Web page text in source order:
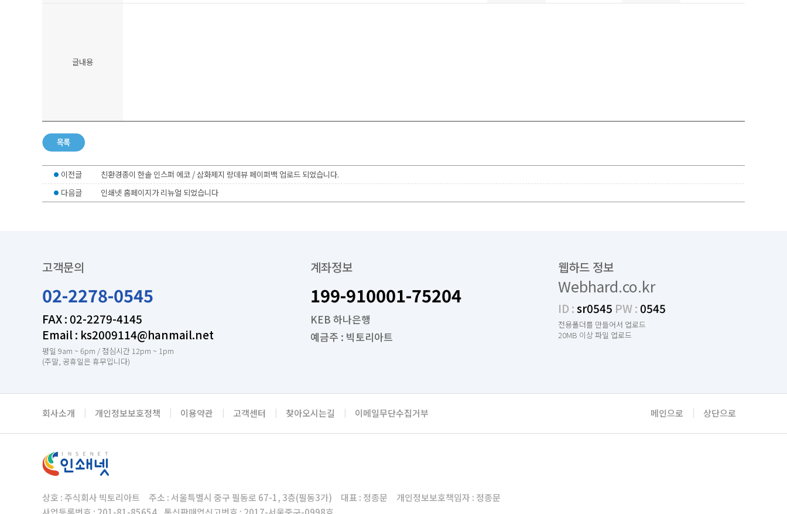
글내용
이전글
친환경종이 한솔 인스퍼 에코 / 삼화제지 랑데뷰 페이퍼백 업로드 되었습니다.
다음글
인쇄넷 홈페이지가 리뉴얼 되었습니다
고객문의
02-2278-0545
FAX : 02-2279-4145
Email : ks2009114@hanmail.net
평일 9am ~ 6pm / 점심시간 12pm ~ 1pm
(주말, 공휴일은 휴무입니다)
계좌정보
199-910001-75204
KEB 하나은행
예금주 : 빅토리아트
웹하드 정보
Webhard.co.kr
ID :sr0545 PW : 0545
전용폴더를 만들어서 업로드
20MB 이상 파일 업로드
회사소개 | 개인정보보호정책 | 이용약관 | 고객센터 | 찾아오시는길 | 이메일무단수집거부 메인으로 | 상단으로
상호 : 주식회사 빅토리아트 주소 : 서울특별시 중구 필동로 67-1, 3층(필동3가) 대표 : 정종문 개인정보보호책임자 : 정종문